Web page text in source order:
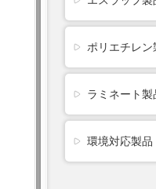
ポリエチレン
ラミネート製
環境対応製品